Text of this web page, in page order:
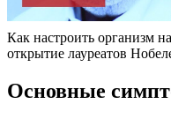
Как настроить организм
открытие лауреатов
Основные